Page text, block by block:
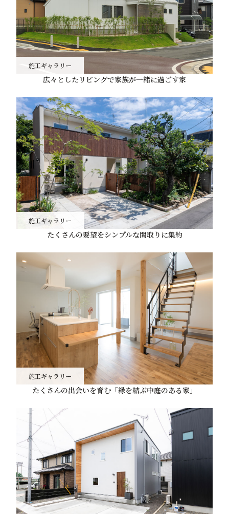
施工ギャラリー
広々としたリビングで家族が一緒に過ごす家
施工ギャラリー
たくさんの要望をシンプルな間取りに集約
施工ギャラリー
たくさんの出会いを育む「縁を結ぶ中庭のある家」